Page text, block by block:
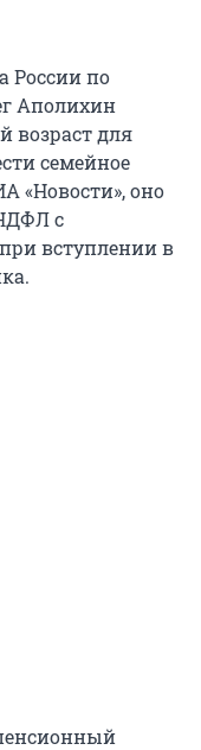
России по
Аполихин
возраст для
семейное
«Новости», оно
с
вступлении в